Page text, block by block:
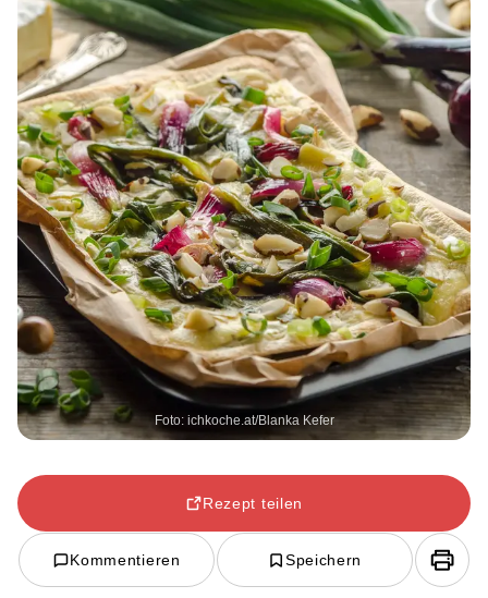
Foto: ichkoche.at/Blanka Kefer
Rezept teilen
Kommentieren Speichern